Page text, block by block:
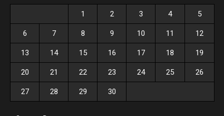
1 2 3 4 5
6 7 8 9 10 11 12
13 14 15 16 17 18 19
20 21 22 23 24 25 26
27 28 29 30